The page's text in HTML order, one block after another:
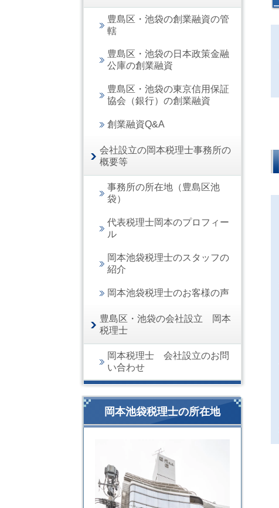
豊島区・池袋の創業融資の管
轄
豊島区・池袋の日本政策金融
公庫の創業融資
豊島区・池袋の東京信用保証
協会（銀行）の創業融資
創業融資Q&A
会社設立の岡本税理士事務所の
概要等
事務所の所在地（豊島区池
袋）
代表税理士岡本のプロフィー
ル
岡本池袋税理士のスタッフの
紹介
岡本池袋税理士のお客様の声
豊島区・池袋の会社設立 岡本
税理士
岡本税理士 会社設立のお問
い合わせ
岡本池袋税理士の所在地